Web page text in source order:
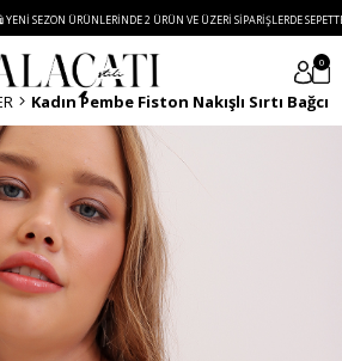
ÜRÜNLERINDE 2 ÜRÜN VE ÜZERI SIPARIŞLERDE SEPETTE%15
0